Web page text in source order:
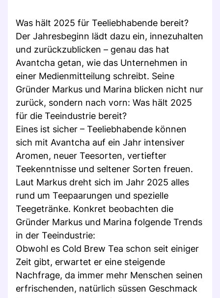
Was hält 2025 für Teeliebhabende bereit?
Der Jahresbeginn lädt dazu ein, innezuhalten
und zurückzublicken – genau das hat
Avantcha getan, wie das Unternehmen in
einer Medienmitteilung schreibt. Seine
Gründer Markus und Marina blicken nicht nur
zurück, sondern nach vorn: Was hält 2025
für die Teeindustrie bereit?
Eines ist sicher – Teeliebhabende können
sich mit Avantcha auf ein Jahr intensiver
Aromen, neuer Teesorten, vertiefter
Teekenntnisse und seltener Sorten freuen.
Laut Markus dreht sich im Jahr 2025 alles
rund um Teepaarungen und spezielle
Teegetränke. Konkret beobachten die
Gründer Markus und Marina folgende Trends
in der Teeindustrie:
Obwohl es Cold Brew Tea schon seit einiger
Zeit gibt, erwartet er eine steigende
Nachfrage, da immer mehr Menschen seinen
erfrischenden, natürlich süssen Geschmack